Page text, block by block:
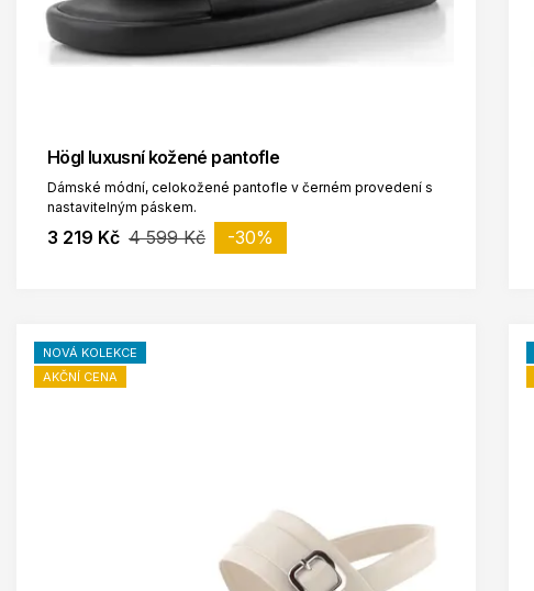
Högl luxusní kožené pantofle
Dámské módní, celokožené pantofle v černém provedení s
nastavitelným páskem.
3 219 Kč 4 599 Kč -30%
NOVÁ KOLEKCE
AKČNÍ CENA